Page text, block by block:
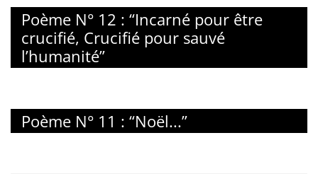
Poème N° 12 : “Incarné pour être
crucifié, Crucifié pour sauvé
l’humanité”
Poème N° 11 : “Noël...”